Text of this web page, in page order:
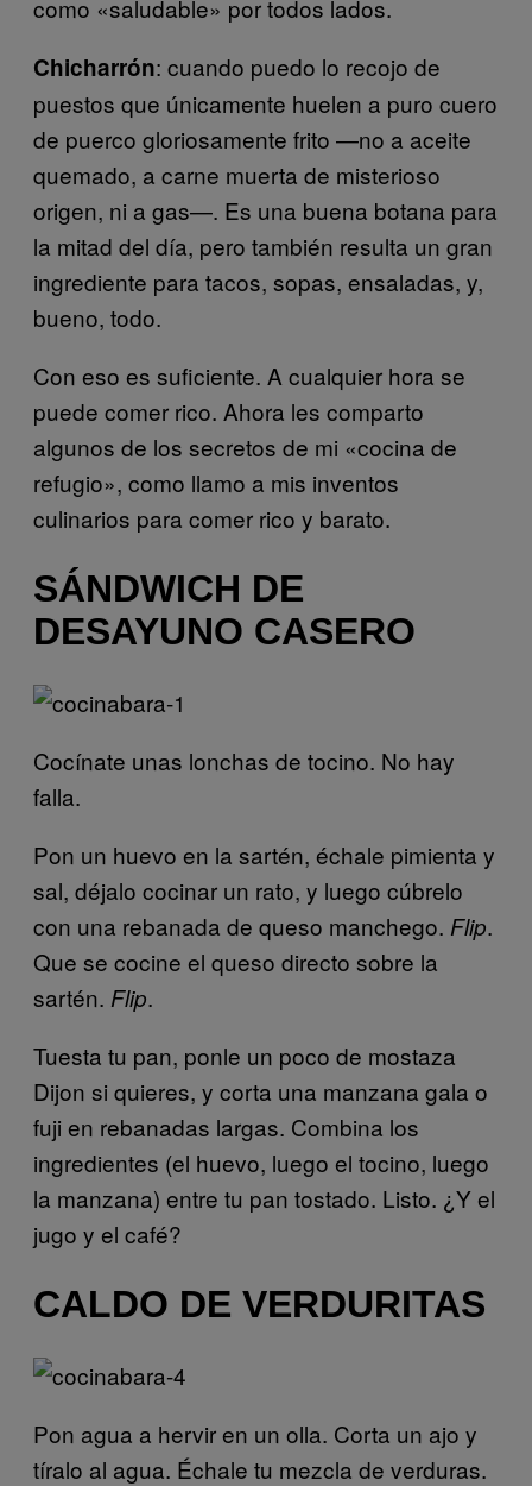
como «saludable» por todos lados.
Chicharrón: cuando puedo lo recojo de
puestos que únicamente huelen a puro cuero
de puerco gloriosamente frito —no a aceite
quemado, a carne muerta de misterioso
origen, ni a gas—. Es una buena botana para
la mitad del día, pero también resulta un gran
ingrediente para tacos, sopas, ensaladas, y,
bueno, todo.
Con eso es suficiente. A cualquier hora se
puede comer rico. Ahora les comparto
algunos de los secretos de mi «cocina de
refugio», como llamo a mis inventos
culinarios para comer rico y barato.
SÁNDWICH DE
DESAYUNO CASERO
Cocínate unas lonchas de tocino. No hay
falla.
Pon un huevo en la sartén, échale pimienta y
sal, déjalo cocinar un rato, y luego cúbrelo
con una rebanada de queso manchego. Flip.
Que se cocine el queso directo sobre la
sartén. Flip.
Tuesta tu pan, ponle un poco de mostaza
Dijon si quieres, y corta una manzana gala o
fuji en rebanadas largas. Combina los
ingredientes (el huevo, luego el tocino, luego
la manzana) entre tu pan tostado. Listo. ¿Y el
jugo y el café?
CALDO DE VERDURITAS
Pon agua a hervir en un olla. Corta un ajo y
tíralo al agua. Échale tu mezcla de verduras.